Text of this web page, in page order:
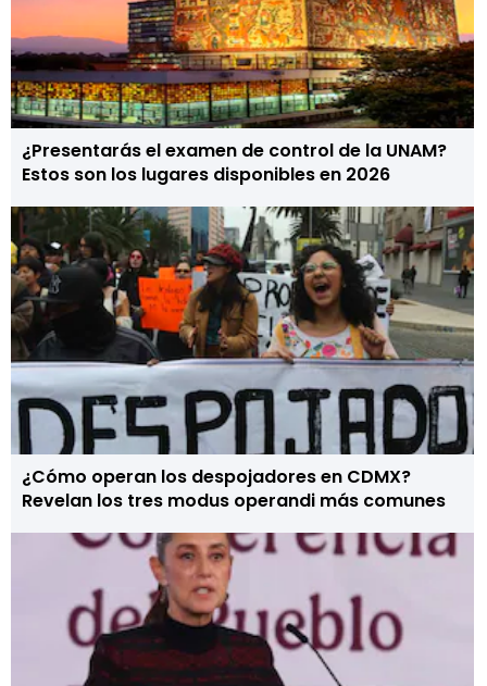
¿Presentarás el examen de control de la UNAM?
Estos son los lugares disponibles en 2026
¿Cómo operan los despojadores en CDMX?
Revelan los tres modus operandi más comunes